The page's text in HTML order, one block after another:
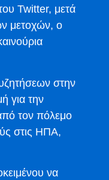
Twitter, μετά
μετοχών, ο
στην
για την
τον πόλεμο
στις ΗΠΑ,
να